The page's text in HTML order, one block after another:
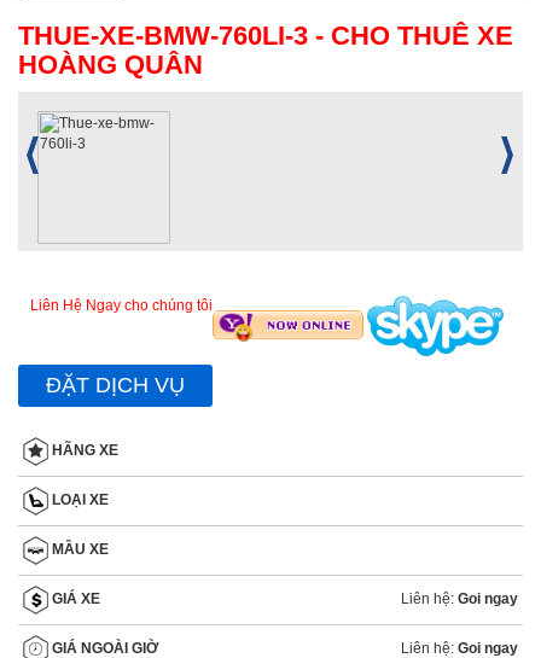
THUE-XE-BMW-760LI-3 - CHO THUÊ XE
HOÀNG QUÂN
Liên Hệ Ngay cho chúng tôi
ĐẶT DỊCH VỤ
HÃNG XE
LOẠI XE
MẦU XE
GIÁ XE Liên hệ: Goi ngay
GIÁ NGOÀI GIỜ Liên hệ: Goi ngay